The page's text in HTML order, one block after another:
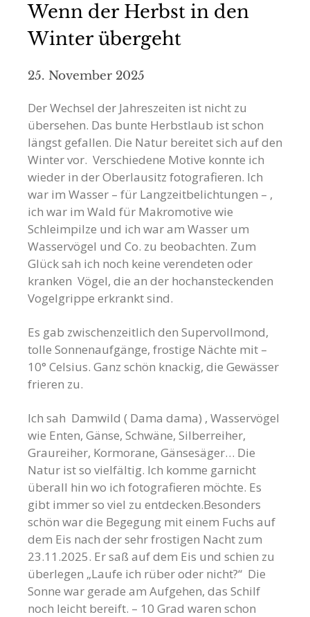
Wenn der Herbst in den
Winter übergeht
25. November 2025
Der Wechsel der Jahreszeiten ist nicht zu
übersehen. Das bunte Herbstlaub ist schon
längst gefallen. Die Natur bereitet sich auf den
Winter vor. Verschiedene Motive konnte ich
wieder in der Oberlausitz fotografieren. Ich
war im Wasser – für Langzeitbelichtungen – ,
ich war im Wald für Makromotive wie
Schleimpilze und ich war am Wasser um
Wasservögel und Co. zu beobachten. Zum
Glück sah ich noch keine verendeten oder
kranken Vögel, die an der hochansteckenden
Vogelgrippe erkrankt sind.
Es gab zwischenzeitlich den Supervollmond,
tolle Sonnenaufgänge, frostige Nächte mit –
10° Celsius. Ganz schön knackig, die Gewässer
frieren zu.
Ich sah Damwild ( Dama dama) , Wasservögel
wie Enten, Gänse, Schwäne, Silberreiher,
Graureiher, Kormorane, Gänsesäger… Die
Natur ist so vielfältig. Ich komme garnicht
überall hin wo ich fotografieren möchte. Es
gibt immer so viel zu entdecken.Besonders
schön war die Begegung mit einem Fuchs auf
dem Eis nach der sehr frostigen Nacht zum
23.11.2025. Er saß auf dem Eis und schien zu
überlegen „Laufe ich rüber oder nicht?“ Die
Sonne war gerade am Aufgehen, das Schilf
noch leicht bereift. – 10 Grad waren schon